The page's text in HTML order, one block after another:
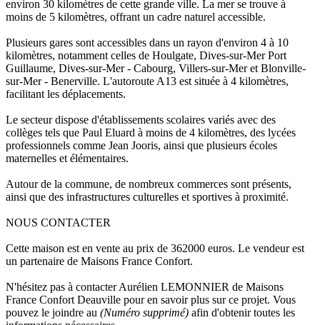
environ 30 kilomètres de cette grande ville. La mer se trouve à
moins de 5 kilomètres, offrant un cadre naturel accessible.
Plusieurs gares sont accessibles dans un rayon d'environ 4 à 10
kilomètres, notamment celles de Houlgate, Dives-sur-Mer Port
Guillaume, Dives-sur-Mer - Cabourg, Villers-sur-Mer et Blonville-
sur-Mer - Benerville. L'autoroute A13 est située à 4 kilomètres,
facilitant les déplacements.
Le secteur dispose d'établissements scolaires variés avec des
collèges tels que Paul Eluard à moins de 4 kilomètres, des lycées
professionnels comme Jean Jooris, ainsi que plusieurs écoles
maternelles et élémentaires.
Autour de la commune, de nombreux commerces sont présents,
ainsi que des infrastructures culturelles et sportives à proximité.
NOUS CONTACTER
Cette maison est en vente au prix de 362000 euros. Le vendeur est
un partenaire de Maisons France Confort.
N'hésitez pas à contacter Aurélien LEMONNIER de Maisons
France Confort Deauville pour en savoir plus sur ce projet. Vous
pouvez le joindre au (Numéro supprimé) afin d'obtenir toutes les